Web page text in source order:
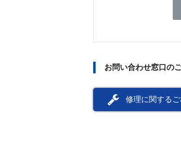
お問い合わせ窓口の
修理に関する